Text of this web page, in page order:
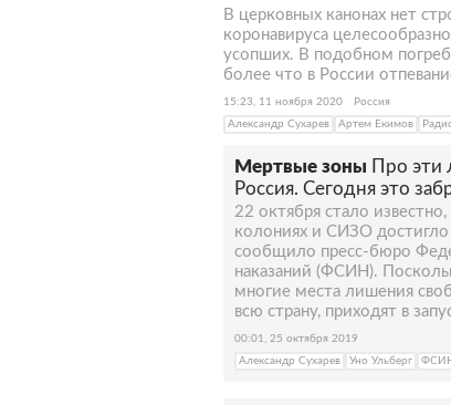
В церковных канонах нет
коронавируса
усопших. В подобном
более что в России
15:23, 11 ноября 2020
Россия
Александр Сухарев
Артем Екимов
Мертвые зоны Про эти
Россия. Сегодня это
22 октября стало
колониях и СИЗО
сообщило пресс-бюро
наказаний (ФСИН).
многие места лишения
всю страну, приходят в
00:01, 25 октября 2019
Александр Сухарев
Уно Ульберг